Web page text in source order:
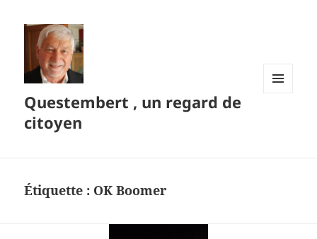
Questembert , un regard de
citoyen
Étiquette : OK Boomer